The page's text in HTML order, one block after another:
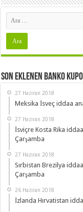
Son Eklenen Banko
27 Haziran 2018
Meksika İsveç iddaa
27 Haziran 2018
İsviçre Kosta Rika
Çarşamba
27 Haziran 2018
Sırbistan Brezilya
Çarşamba
26 Haziran 2018
İzlanda Hırvatistan